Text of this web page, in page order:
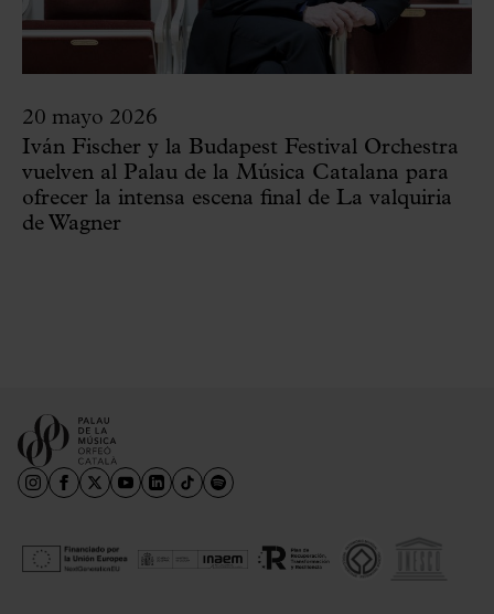
20 mayo 2026
Iván Fischer y la Budapest Festival Orchestra
vuelven al Palau de la Música Catalana para
ofrecer la intensa escena final de La valquiria
de Wagner